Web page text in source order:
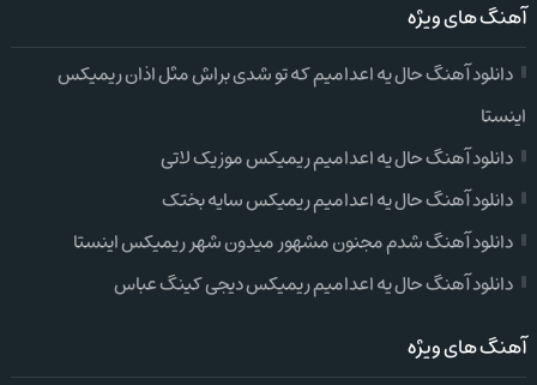
آهنگ های ویژه
دانلود آهنگ حال یه اعدامیم که تو شدی براش مثل اذان ریمیکس
اینستا
دانلود آهنگ حال یه اعدامیم ریمیکس موزیک لاتی
دانلود آهنگ حال یه اعدامیم ریمیکس سایه بختک
دانلود آهنگ شدم مجنون مشهور میدون شهر ریمیکس اینستا
دانلود آهنگ حال یه اعدامیم ریمیکس دیجی کینگ عباس
آهنگ های ویژه